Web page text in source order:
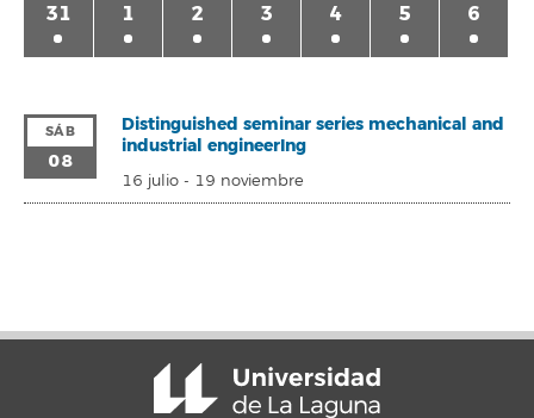
31 1 2 3 4 5 6
SÁB
08
Distinguished seminar series mechanical and
industrial engineerIng
16 julio- 19 noviembre